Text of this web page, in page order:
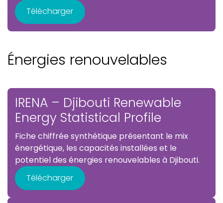
Télécharger
Énergies renouvelables
IRENA – Djibouti Renewable
Energy Statistical Profile
Fiche chiffrée synthétique présentant le mix
énergétique, les capacités installées et le
potentiel des énergies renouvelables à Djibouti.
Télécharger